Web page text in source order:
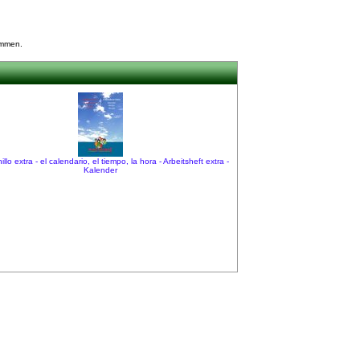
extra - el calendario, el tiempo, la hora - Arbeitsheft extra -
Kalender